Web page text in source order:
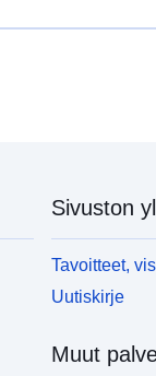
Sivuston
Tavoitteet,
Uutiskirje
Muut